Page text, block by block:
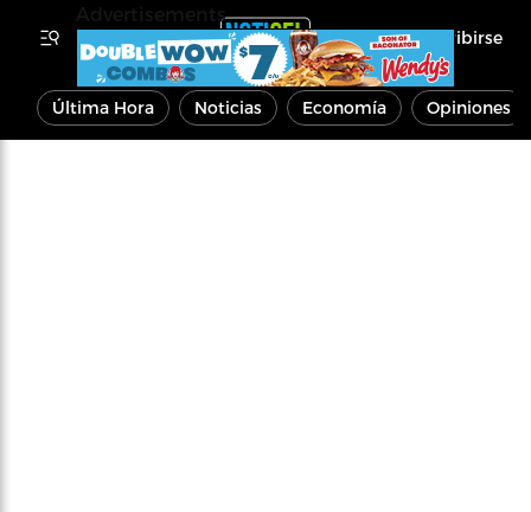
Inscribirse
Última Hora Noticias Economía Opiniones
Advertisements